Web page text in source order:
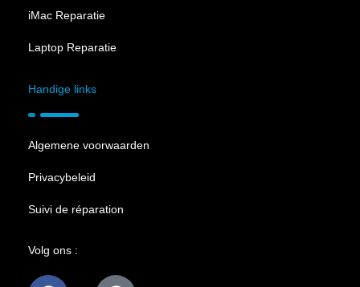
iMac Reparatie
Laptop Reparatie
Handige links
Algemene voorwaarden
Privacybeleid
Suivi de réparation
Volg ons :